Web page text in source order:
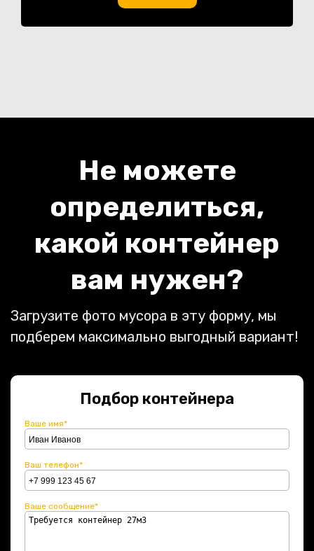
Не можете
определиться,
какой контейнер
вам нужен?
Загрузите фото мусора в эту форму, мы
подберем максимально выгодный вариант!
Подбор контейнера
Ваше имя*
Ваш телефон*
Ваше сообщение*